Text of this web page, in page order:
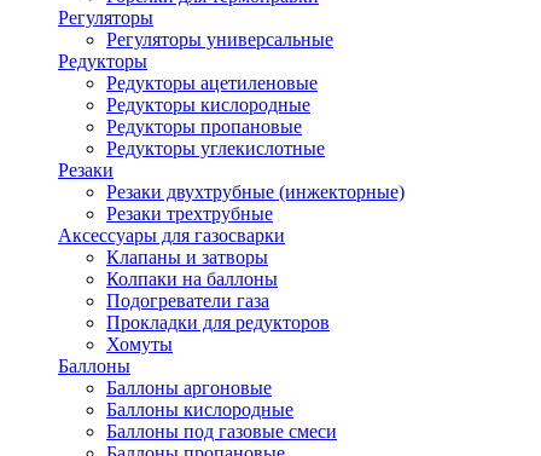
Регуляторы
Регуляторы универсальные
Редукторы
Редукторы ацетиленовые
Редукторы кислородные
Редукторы пропановые
Редукторы углекислотные
Резаки
Резаки двухтрубные (инжекторные)
Резаки трехтрубные
Аксессуары для газосварки
Клапаны и затворы
Колпаки на баллоны
Подогреватели газа
Прокладки для редукторов
Хомуты
Баллоны
Баллоны аргоновые
Баллоны кислородные
Баллоны под газовые смеси